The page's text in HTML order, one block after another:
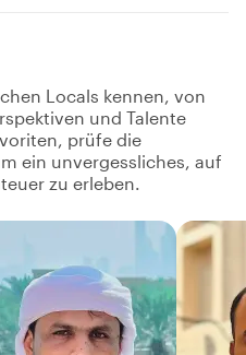
Locals kennen, von
und Talente
prüfe die
ein unvergessliches, auf
zu erleben.